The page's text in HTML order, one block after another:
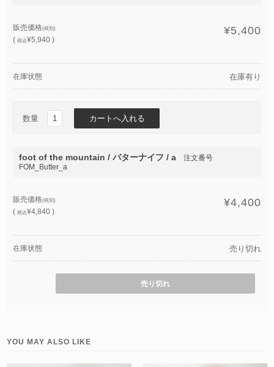
販売価格(税別)
(税込¥5,940 )
¥5,400
在庫状態 在庫有り
数量
foot of the mountain / バターナイフ / a
注文番号
FOM_Butter_a
販売価格(税別)
(税込¥4,840 )
¥4,400
在庫状態 売り切れ
売り切れ
YOU MAY ALSO LIKE